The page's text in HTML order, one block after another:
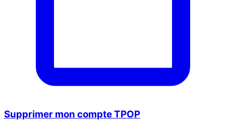
Supprimer mon compte TPOP